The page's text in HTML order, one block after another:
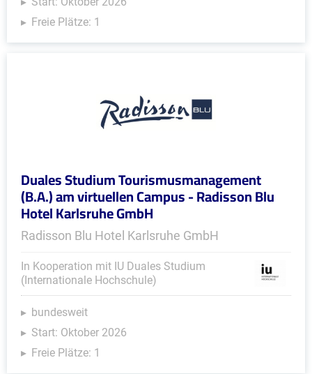
Freie Plätze: 1
Duales Studium Tourismusmanagement
(B.A.) am virtuellen Campus - Radisson Blu
Hotel Karlsruhe GmbH
Radisson Blu Hotel Karlsruhe GmbH
In Kooperation mit IU Duales Studium
(Internationale Hochschule)
bundesweit
Start: Oktober 2026
Freie Plätze: 1